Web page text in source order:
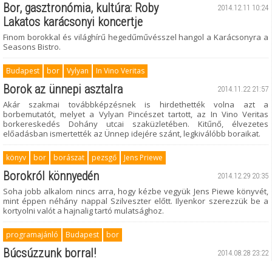
2014.12.11 10:24
Bor, gasztronómia, kultúra: Roby
Lakatos karácsonyi koncertje
Finom borokkal és világhírű hegedűművésszel hangol a Karácsonyra a
Seasons Bistro.
Budapest bor Vylyan In Vino Veritas
2014.11.22 21:57
Borok az ünnepi asztalra
Akár szakmai továbbképzésnek is hirdethették volna azt a
borbemutatót, melyet a Vylyan Pincészet tartott, az In Vino Veritas
borkereskedés Dohány utcai szaküzletében. Kitűnő, élvezetes
előadásban ismertették az Ünnep idejére szánt, legkiválóbb boraikat.
könyv bor borászat pezsgő Jens Priewe
2014.12.29 20:35
Borokról könnyedén
Soha jobb alkalom nincs arra, hogy kézbe vegyük Jens Piewe könyvét,
mint éppen néhány nappal Szilveszter előtt. Ilyenkor szerezzük be a
kortyolni valót a hajnalig tartó mulatsághoz.
programajánló Budapest bor
2014.08.28 23:22
Búcsúzzunk borral!